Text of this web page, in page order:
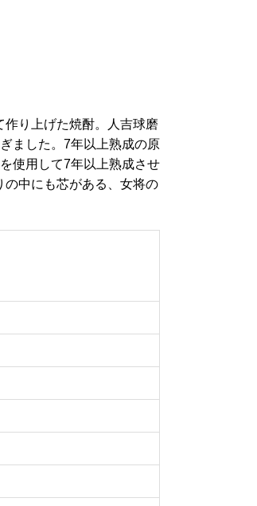
作り上げた焼酎。人吉球磨
ました。7年以上熟成の原
使用して7年以上熟成させ
の中にも芯がある、女将の